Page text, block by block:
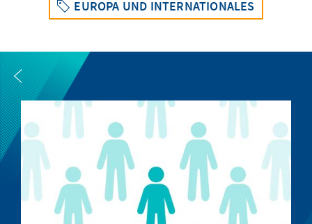
EUROPA UND INTERNATIONALES